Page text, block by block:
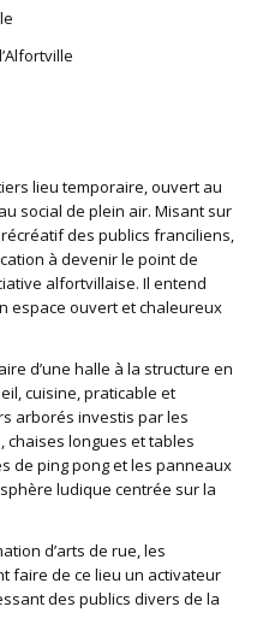
lieu temporaire, ouvert au
social de plein air. Misant sur
des publics franciliens,
à devenir le point de
alfortvillaise. Il entend
espace ouvert et chaleureux
d’une halle à la structure en
cuisine, praticable et
arborés investis par les
chaises longues et tables
de ping pong et les panneaux
ludique centrée sur la
d’arts de rue, les
faire de ce lieu un activateur
des publics divers de la